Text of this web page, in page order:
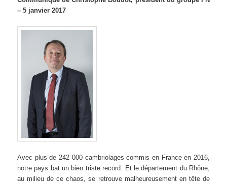
– 5 janvier 2017
Avec plus de 242 000 cambriolages commis en France en 2016,
notre pays bat un bien triste record. Et le département du Rhône,
au milieu de ce chaos, se retrouve malheureusement en tête de